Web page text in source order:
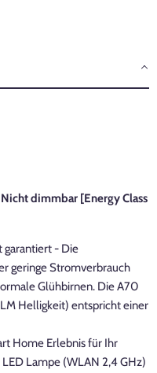
dimmbar [Energy Class
garantiert - Die
geringe Stromverbrauch
Glühbirnen. Die A70
Helligkeit) entspricht einer
Home Erlebnis für Ihr
Lampe (WLAN 2,4 GHz)